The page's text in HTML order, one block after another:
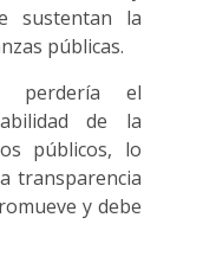
sustentan la
públicas.
perdería el
de la
públicos, lo
transparencia
y debe